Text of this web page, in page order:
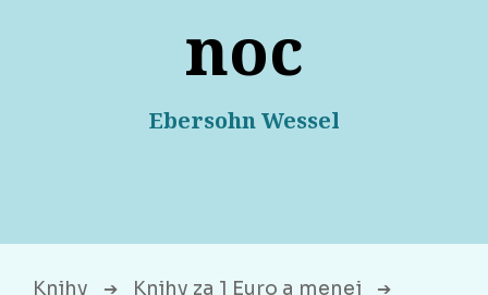
noc
Ebersohn Wessel
Knihy ➔ Knihy za 1 Euro a menej ➔